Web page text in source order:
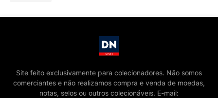
Site feito exclusivamente para colecionadores. Não somos
comerciantes e não realizamos compra e venda de moedas,
notas, selos ou outros colecionáveis. E-mail: